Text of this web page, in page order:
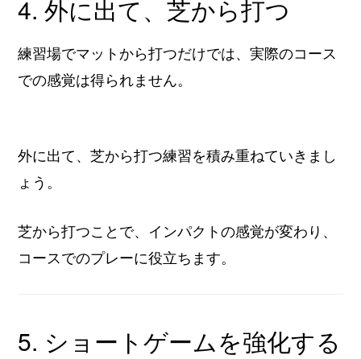
4. 外に出て、芝から打つ
練習場でマットから打つだけでは、実際のコース
での感覚は得られません。
外に出て、芝から打つ練習を積み重ねていきまし
ょう。
芝から打つことで、インパクトの感覚が変わり、
コースでのプレーに役立ちます。
5. ショートゲームを強化する